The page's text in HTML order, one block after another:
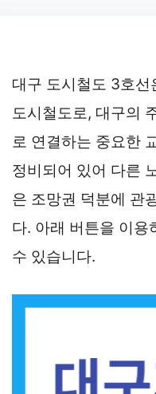
대구 도시철도 3호
도시철도로, 대구의
로 연결하는 중요한
정비되어 있어 다른
은 조망권 덕분에 관
다. 아래 버튼을 이용
수 있습니다.